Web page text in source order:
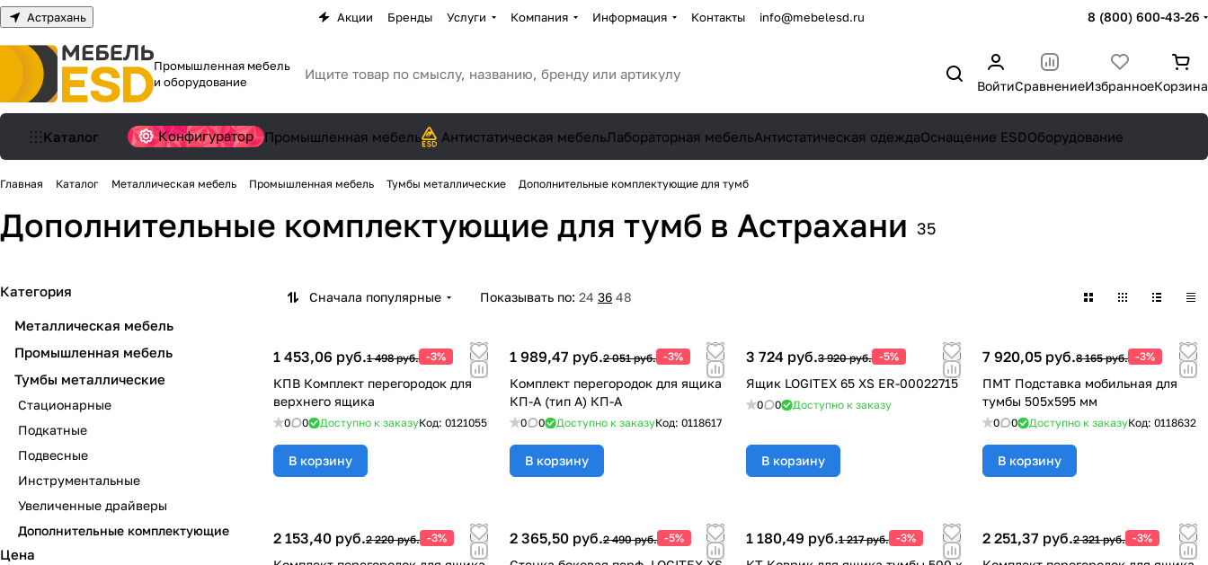
Астрахань Акции Бренды Услуги Компания Информация Контакты info@mebelesd.ru 8 (800) 600-43-26
Промышленная мебель
и оборудование
ВойтиСравнениеИзбранноеКорзина
Каталог Конфигуратор Промышленная мебель Антистатическая мебельЛабораторная мебельАнтистатическая одеждаОснащение ESDОборудование
Главная Каталог Металлическая мебель Промышленная мебель Тумбы металлические Дополнительные комплектующие для тумб
Дополнительные комплектующие для тумб в Астрахани 35
Сначала популярные Показывать по: 24 36 48
1 453,06 руб.1 498 руб. -3%
КПВ Комплект перегородок для
верхнего ящика
0 0 Доступно к заказуКод: 0121055
В корзину
1 989,47 руб.2 051 руб. -3%
Комплект перегородок для ящика
КП-А (тип А) КП-А
0 0 Доступно к заказуКод: 0118617
В корзину
3 724 руб.3 920 руб. -5%
Ящик LOGITEX 65 XS ER-00022715
0 0 Доступно к заказу
В корзину
7 920,05 руб.8 165 руб. -3%
ПМТ Подставка мобильная для
тумбы 505х595 мм
0 0 Доступно к заказуКод: 0118632
В корзину
2 153,40 руб.2 220 руб. -3% 2 365,50 руб.2 490 руб. -5% 1 180,49 руб.1 217 руб. -3% 2 251,37 руб.2 321 руб. -3%
Категория
Металлическая мебель
Промышленная мебель
Тумбы металлические
Стационарные
Подкатные
Подвесные
Инструментальные
Увеличенные драйверы
Дополнительные комплектующие
Цена